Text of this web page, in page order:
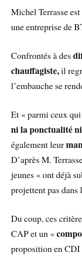
Michel Terrasse
une entreprise de
Confrontés à des
chauffagiste,il
l’embauche se
Et « parmi ceux
ni la ponctualité
également leur
D’après M.
jeunes « ont déjà
projettent pas dans
Du coup, ces
CAP et un «
proposition en CDI